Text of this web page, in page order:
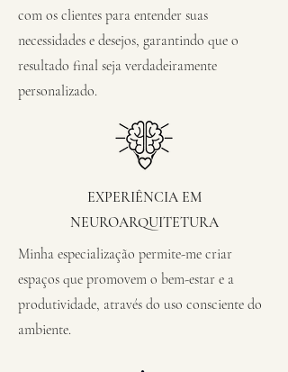
com os clientes para entender suas
necessidades e desejos, garantindo que o
resultado final seja verdadeiramente
personalizado.
EXPERIÊNCIA EM
NEUROARQUITETURA
Minha especialização permite-me criar
espaços que promovem o bem-estar e a
produtividade, através do uso consciente do
ambiente.